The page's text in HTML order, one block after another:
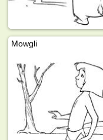
Mowgli